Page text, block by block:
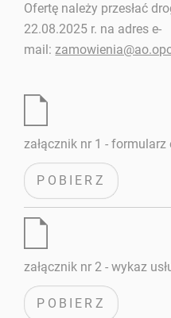
Ofertę należy przesłać
22.08.2025 r. na adres e-
mail:
załącznik nr 1 - formularz
POBIERZ
załącznik nr 2 - wykaz
POBIERZ